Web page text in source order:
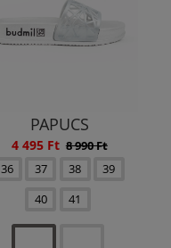
PAPUCS
4 495 Ft 8 990 Ft
36
37 38
39
40
41